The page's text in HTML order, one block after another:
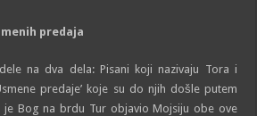
predaja
na dva dela: Pisani koji nazivaju Tora i
predaje’ koje su do njih došle putem
je Bog na brdu Tur objavio Mojsiju obe ove